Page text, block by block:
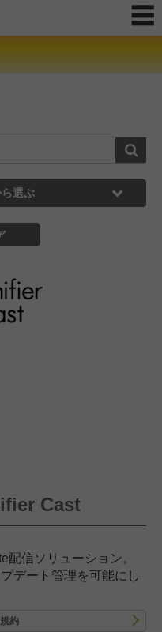
選ぶ
Cast
信ソリューション。
デート管理を可能にし
約